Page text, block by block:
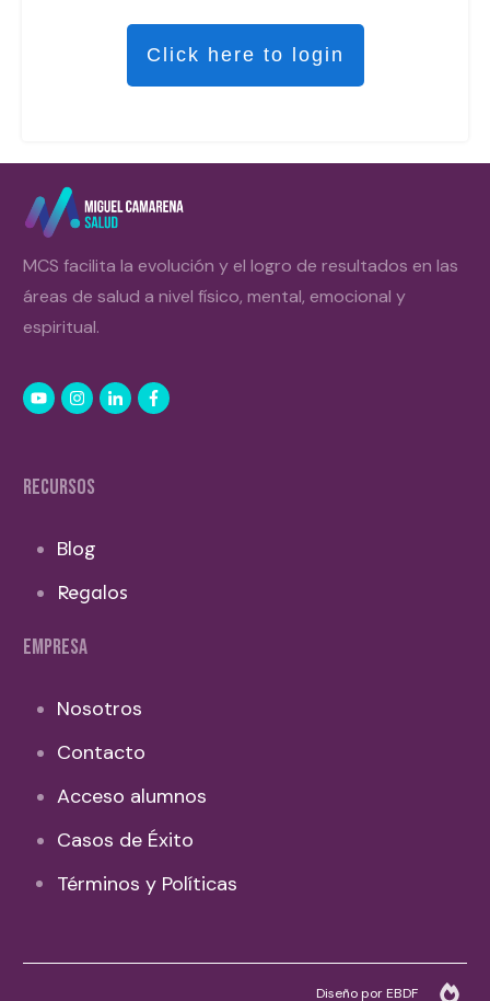
Click here to login
MCS facilita la evolución y el logro de resultados en las
áreas de salud a nivel físico, mental, emocional y
espiritual.
RECURSOS
Blog
Regalos
EMPRESA
Nosotros
Contacto
Acceso alumnos
Casos de Éxito
Términos y Políticas
Diseño por EBDF